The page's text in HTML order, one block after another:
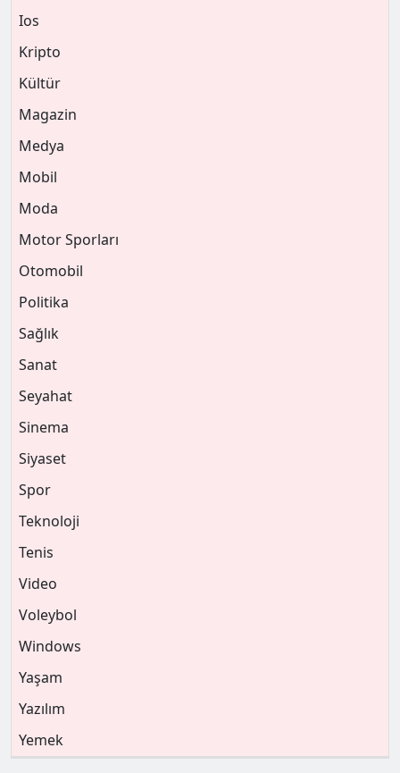
Ios
Kripto
Kültür
Magazin
Medya
Mobil
Moda
Motor Sporları
Otomobil
Politika
Sağlık
Sanat
Seyahat
Sinema
Siyaset
Spor
Teknoloji
Tenis
Video
Voleybol
Windows
Yaşam
Yazılım
Yemek